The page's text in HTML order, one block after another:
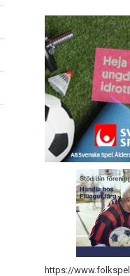
https://